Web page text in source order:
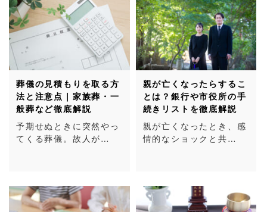
葬儀の見積もりを取る方
法と注意点｜家族葬・一
般葬など徹底解説
予期せぬときに突然やっ
てくる葬儀。故人が…
親が亡くなったらするこ
とは？銀行や市役所の手
続きリストを徹底解説
親が亡くなったとき、感
情的なショックと共…